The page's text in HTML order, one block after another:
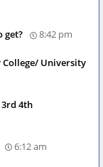
get? 8:42 pm
College/ University
3rd 4th
6:12 am